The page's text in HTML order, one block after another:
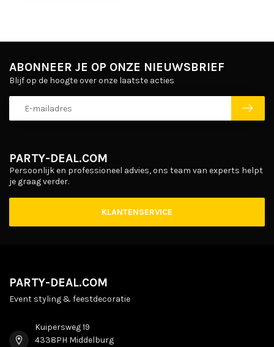
PARTY-DEAL.COM
Persoonlijk en professioneel advies, ons team van experts helpt
je graag verder.
KLANTENSERVICE
ABONNEER JE OP ONZE NIEUWSBRIEF
Blijf op de hoogte over onze laatste acties
PARTY-DEAL.COM
Event styling & feestdecoratie
Kuipersweg 19
4338PH Middelburg